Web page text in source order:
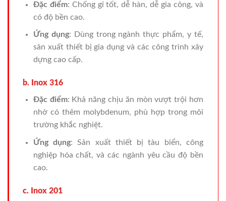
Đặc điểm: Chống gỉ tốt, dễ hàn, dễ gia công, và
có độ bền cao.
Ứng dụng: Dùng trong ngành thực phẩm, y tế,
sản xuất thiết bị gia dụng và các công trình xây
dựng cao cấp.
b. Inox 316
Đặc điểm: Khả năng chịu ăn mòn vượt trội hơn
nhờ có thêm molybdenum, phù hợp trong môi
trường khắc nghiệt.
Ứng dụng: Sản xuất thiết bị tàu biển, công
nghiệp hóa chất, và các ngành yêu cầu độ bền
cao.
c. Inox 201